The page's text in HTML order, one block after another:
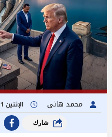
محمد هانى الإثنين 11/مايو/2026 - 08:00 م
شارك